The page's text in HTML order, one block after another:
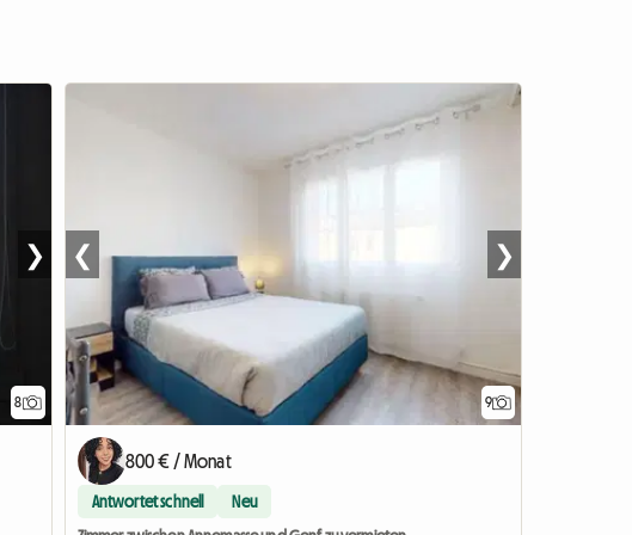
8
❯
9
❮ ❯
800 € / Monat
Antwortet schnell Neu